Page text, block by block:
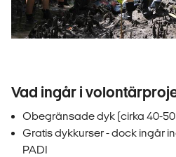
Vad ingår i
Obegränsade dyk (cirka 40-50
Gratis dykkurser - dock ingår
PADI